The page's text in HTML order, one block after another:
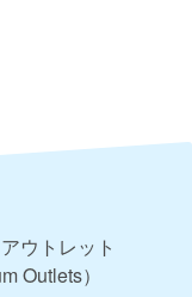
ウトレット
Outlets）